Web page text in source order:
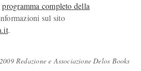
programma completo della
sul sito
.
Redazione e Associazione Delos Books